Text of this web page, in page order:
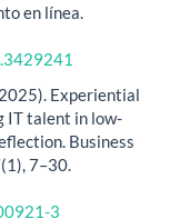
en línea.
Experiential
IT talent in low-
Business
7–30.
3